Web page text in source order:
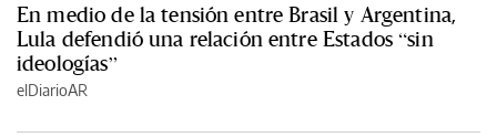
En medio de la tensión entre Brasil y Argentina,
Lula defendió una relación entre Estados “sin
ideologías”
elDiarioAR